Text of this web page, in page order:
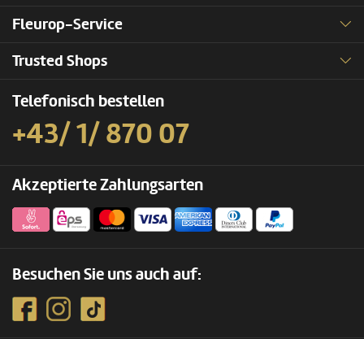
Fleurop-Service
Trusted Shops
Telefonisch bestellen
+43/ 1/ 870 07
Akzeptierte Zahlungsarten
Besuchen Sie uns auch auf: